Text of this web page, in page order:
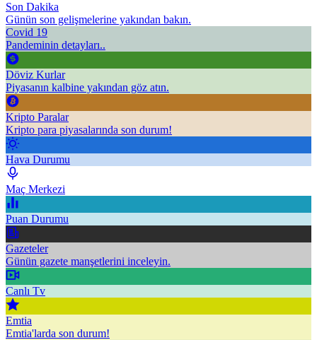
Son Dakika
Günün son gelişmelerine yakından bakın.
Covid 19
Pandeminin detayları..
Döviz Kurlar
Piyasanın kalbine yakından göz atın.
Kripto Paralar
Kripto para piyasalarında son durum!
Hava Durumu
Maç Merkezi
Puan Durumu
Gazeteler
Günün gazete manşetlerini inceleyin.
Canlı Tv
Emtia
Emtia'larda son durum!